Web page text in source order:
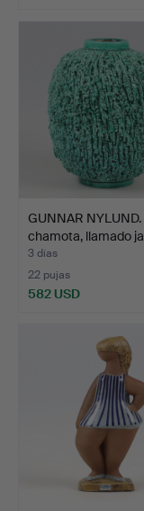
GUNNAR
chamota, llamado
3 días
22 pujas
582 USD